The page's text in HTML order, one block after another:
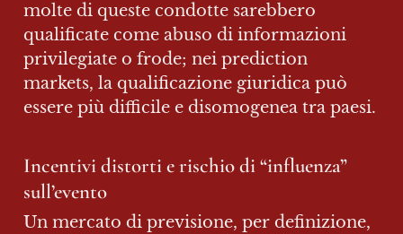
molte di queste condotte sarebbero
qualificate come abuso di informazioni
privilegiate o frode; nei prediction
markets, la qualificazione giuridica può
essere più difficile e disomogenea tra paesi.
Incentivi distorti e rischio di “influenza”
sull’evento
Un mercato di previsione, per definizione,